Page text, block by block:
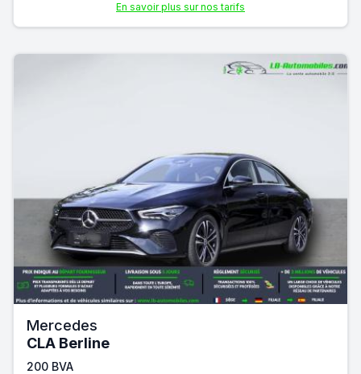
En savoir plus sur nos tarifs
Mercedes
CLA Berline
200 BVA